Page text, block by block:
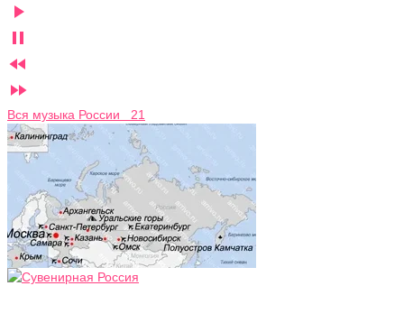




Вся музыка России 21